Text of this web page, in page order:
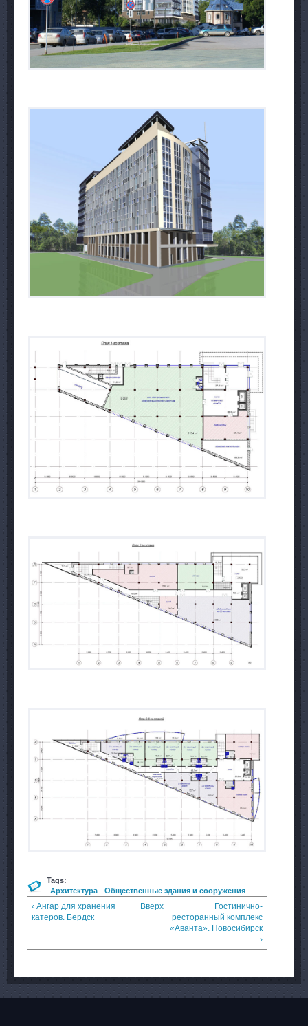
Tags:
Архитектура
Общественные здания и сооружения
‹ Ангар для хранения
катеров. Бердск
Вверх
Гостинично-
ресторанный комплекс
«Аванта». Новосибирск
›